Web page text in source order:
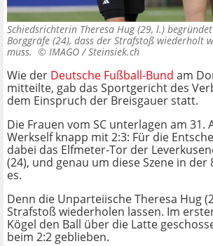
Schiedsrichterin Theresa Hug (29, l.)
Borggräfe (24), dass der Strafstoß wiederholt
muss. © IMAGO / Steinsiek.ch
Wie der Deutsche Fußball-Bund am
mitteilte, gab das Sportgericht des
dem Einspruch der Breisgauer statt.
Die Frauen vom SC unterlagen am 31.
Werkself knapp mit 2:3: Für die
dabei das Elfmeter-Tor der
(24), und genau um diese Szene in
es.
Denn die Unparteiische Theresa Hug
Strafstoß wiederholen lassen. Im
Kögel den Ball über die Latte
beim 2:2 geblieben.